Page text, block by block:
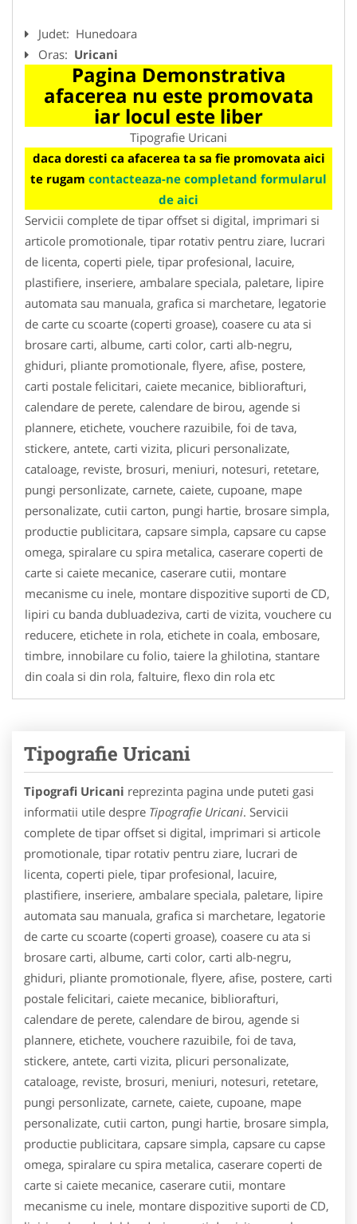
Judet: Hunedoara
Oras: Uricani
Pagina Demonstrativa
afacerea nu este promovata
iar locul este liber
Tipografie Uricani
daca doresti ca afacerea ta sa fie promovata aici
te rugam contacteaza-ne completand formularul
de aici
Servicii complete de tipar offset si digital, imprimari si
articole promotionale, tipar rotativ pentru ziare, lucrari
de licenta, coperti piele, tipar profesional, lacuire,
plastifiere, inseriere, ambalare speciala, paletare, lipire
automata sau manuala, grafica si marchetare, legatorie
de carte cu scoarte (coperti groase), coasere cu ata si
brosare carti, albume, carti color, carti alb-negru,
ghiduri, pliante promotionale, flyere, afise, postere,
carti postale felicitari, caiete mecanice, bibliorafturi,
calendare de perete, calendare de birou, agende si
plannere, etichete, vouchere razuibile, foi de tava,
stickere, antete, carti vizita, plicuri personalizate,
cataloage, reviste, brosuri, meniuri, notesuri, retetare,
pungi personlizate, carnete, caiete, cupoane, mape
personalizate, cutii carton, pungi hartie, brosare simpla,
productie publicitara, capsare simpla, capsare cu capse
omega, spiralare cu spira metalica, caserare coperti de
carte si caiete mecanice, caserare cutii, montare
mecanisme cu inele, montare dispozitive suporti de CD,
lipiri cu banda dubluadeziva, carti de vizita, vouchere cu
reducere, etichete in rola, etichete in coala, embosare,
timbre, innobilare cu folio, taiere la ghilotina, stantare
din coala si din rola, faltuire, flexo din rola etc
Tipografie Uricani
Tipografi Uricani reprezinta pagina unde puteti gasi
informatii utile despre Tipografie Uricani. Servicii
complete de tipar offset si digital, imprimari si articole
promotionale, tipar rotativ pentru ziare, lucrari de
licenta, coperti piele, tipar profesional, lacuire,
plastifiere, inseriere, ambalare speciala, paletare, lipire
automata sau manuala, grafica si marchetare, legatorie
de carte cu scoarte (coperti groase), coasere cu ata si
brosare carti, albume, carti color, carti alb-negru,
ghiduri, pliante promotionale, flyere, afise, postere, carti
postale felicitari, caiete mecanice, bibliorafturi,
calendare de perete, calendare de birou, agende si
plannere, etichete, vouchere razuibile, foi de tava,
stickere, antete, carti vizita, plicuri personalizate,
cataloage, reviste, brosuri, meniuri, notesuri, retetare,
pungi personlizate, carnete, caiete, cupoane, mape
personalizate, cutii carton, pungi hartie, brosare simpla,
productie publicitara, capsare simpla, capsare cu capse
omega, spiralare cu spira metalica, caserare coperti de
carte si caiete mecanice, caserare cutii, montare
mecanisme cu inele, montare dispozitive suporti de CD,